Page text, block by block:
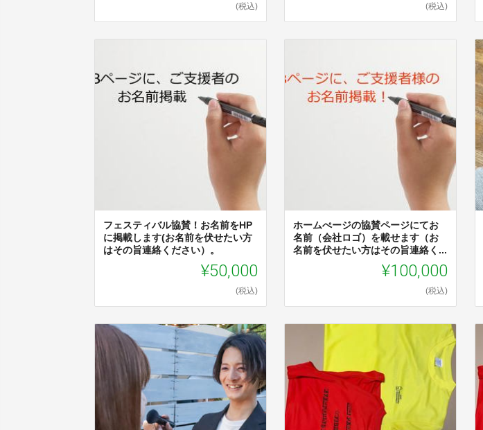
(税込) (税込)
フェスティバル協賛！お名前をHP
に掲載します(お名前を伏せたい方
はその旨連絡ください）。
¥50,000
(税込)
ホームぺージの協賛ページにてお
名前（会社ロゴ）を載せます（お
名前を伏せたい方はその旨連絡く...
¥100,000
(税込)